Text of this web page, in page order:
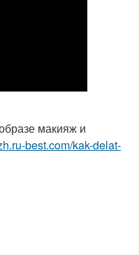
макияж и
best.com/kak-delat-